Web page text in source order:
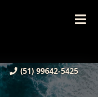
(51) 99642-5425